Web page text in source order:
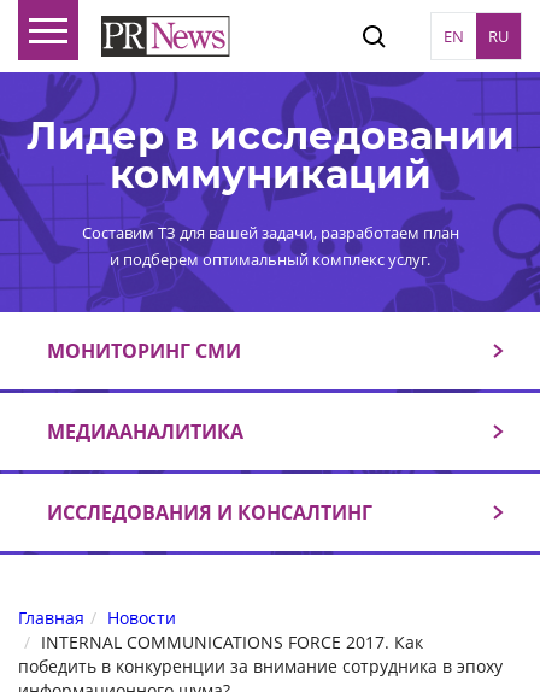
EN RU
Лидер в исследовании
коммуникаций
Составим ТЗ для вашей задачи, разработаем план
и подберем оптимальный комплекс услуг.
МОНИТОРИНГ СМИ
МЕДИААНАЛИТИКА
ИССЛЕДОВАНИЯ И КОНСАЛТИНГ
Главная
Новости
INTERNAL COMMUNICATIONS FORCE 2017. Как
победить в конкуренции за внимание сотрудника в эпоху